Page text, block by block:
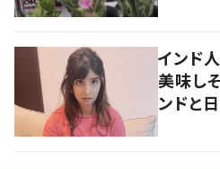
インド
美味し
ンドと